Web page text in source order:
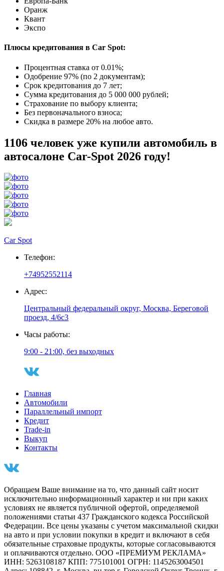
Оранж
Квант
Экспо
Плюсы кредитования в Car Spot:
Процентная ставка от 0.01%;
Одобрение 97% (по 2 документам);
Срок кредитования до 7 лет;
Сумма кредитования до 5 000 000 рублей;
Страхование по выбору клиента;
Без первоначального взноса;
Скидка в размере 20% на любое авто.
1106 человек уже купили автомобиль в
автосалоне Car-Spot 2026 году!
Car Spot
Телефон:
+74952552114
Адрес:
Центральный федеральный округ, Москва, Береговой
проезд, 4/6с3
Часы работы:
9:00 - 21:00, без выходных
Главная
Автомобили
Параллельный импорт
Кредит
Trade-in
Выкуп
Контакты
Обращаем Ваше внимание на то, что данный сайт носит
исключительно информационный характер и ни при каких
условиях не является публичной офертой, определяемой
положениями статьи 437 Гражданского кодекса Российской
Федерации. Все цены указаны с учетом максимальной скидки
на авто и при условии покупки в кредит и включают в себя
обязательные страховые продукты, которые согласовываются
и оплачиваются отдельно. ООО «ПРЕМИУМ РЕКЛАМА»
ИНН: 5263108187 КПП: 775101001 ОГРН: 1145263004501